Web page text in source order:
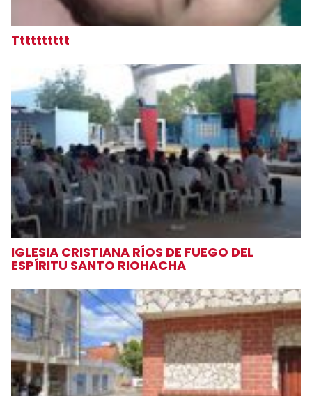
Tttttttttt
IGLESIA CRISTIANA RÍOS DE FUEGO DEL
ESPÍRITU SANTO RIOHACHA